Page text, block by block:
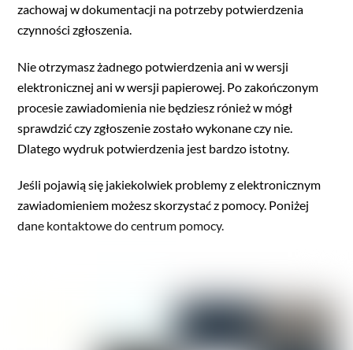
zachowaj w dokumentacji na potrzeby potwierdzenia
czynności zgłoszenia.
Nie otrzymasz żadnego potwierdzenia ani w wersji
elektronicznej ani w wersji papierowej. Po zakończonym
procesie zawiadomienia nie będziesz rónież w mógł
sprawdzić czy zgłoszenie zostało wykonane czy nie.
Dlatego wydruk potwierdzenia jest bardzo istotny.
Jeśli pojawią się jakiekolwiek problemy z elektronicznym
zawiadomieniem możesz skorzystać z pomocy. Poniżej
dane kontaktowe do centrum pomocy.